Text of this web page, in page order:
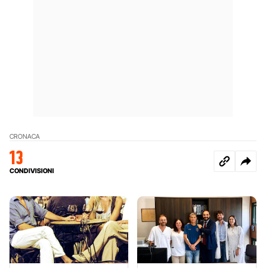
CRONACA
13
CONDIVISIONI